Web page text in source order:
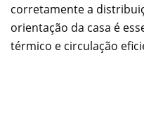
corretamente a
orientação da casa é
térmico e circulação